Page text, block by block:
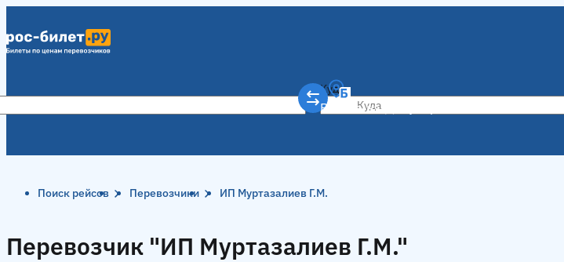
Куда
Ростов-на-Дону
Поиск рейсов Перевозчики ИП Муртазалиев Г.М.
Перевозчик "ИП Муртазалиев Г.М."
Перевозчик "ИП Муртазалиев Г.М."